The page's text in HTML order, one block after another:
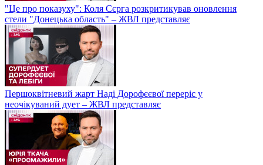
"Це про показуху": Коля Сєрга розкритикував оновлення
стели "Донецька область" – ЖВЛ представляє
Першоквітневий жарт Наді Дорофєєвої переріс у
неочікуваний дует – ЖВЛ представляє